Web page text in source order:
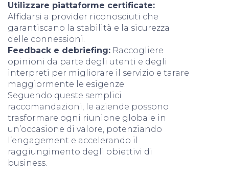
Utilizzare piattaforme certificate:
Affidarsi a provider riconosciuti che
garantiscano la stabilità e la sicurezza
delle connessioni.
Feedback e debriefing: Raccogliere
opinioni da parte degli utenti e degli
interpreti per migliorare il servizio e tarare
maggiormente le esigenze.
Seguendo queste semplici
raccomandazioni, le aziende possono
trasformare ogni riunione globale in
un’occasione di valore, potenziando
l’engagement e accelerando il
raggiungimento degli obiettivi di
business.